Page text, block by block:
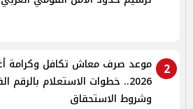
2
موعد صرف معاش تكافل
2026.. خطوات الاستعلام بالرقم
وشروط الاستحقاق